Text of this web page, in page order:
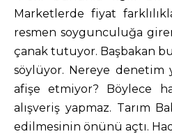
Marketlerde fiyat
resmen soygunculuğa
çanak tutuyor. Başbakan
söylüyor. Nereye denetim
afişe etmiyor? Böylece
alışveriş yapmaz. Tarım
edilmesinin önünü açtı.